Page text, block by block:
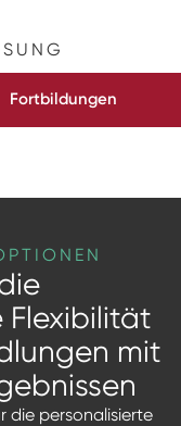
Fortbildungen
Flexibilität
mit
die personalisierte